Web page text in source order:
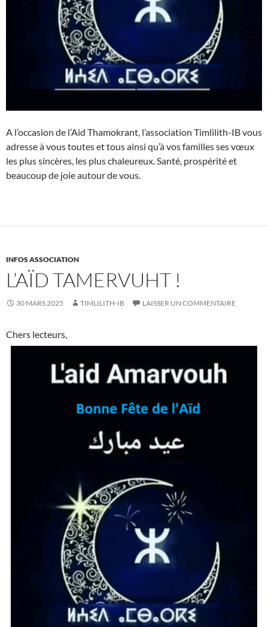
A l’occasion de l’Aid Thamokrant, l’association Timlilith-IB vous
adresse à vous toutes et tous ainsi qu’à vos familles ses vœux
les plus sincères, les plus chaleureux. Santé, prospérité et
beaucoup de joie autour de vous.
INFOS ASSOCIATION
L’AÏD TAMERVUHT !
30 MARS 2025 TIMLILITH-IB LAISSER UN COMMENTAIRE
Chers lecteurs,